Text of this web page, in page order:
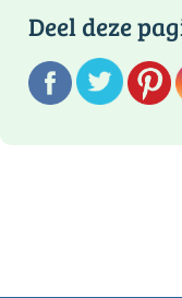
Deel deze